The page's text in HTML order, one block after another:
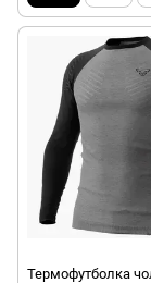
Термофутболка